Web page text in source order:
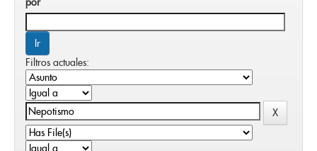
Filtros actuales: